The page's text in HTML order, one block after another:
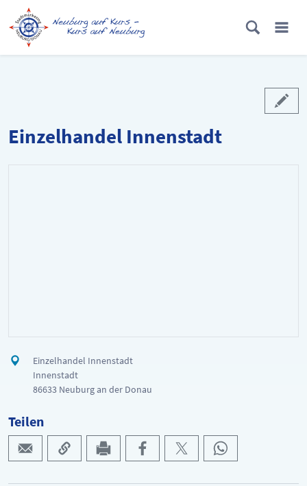
Einzelhandel Innenstadt
Einzelhandel Innenstadt
Innenstadt
86633 Neuburg an der Donau
Teilen